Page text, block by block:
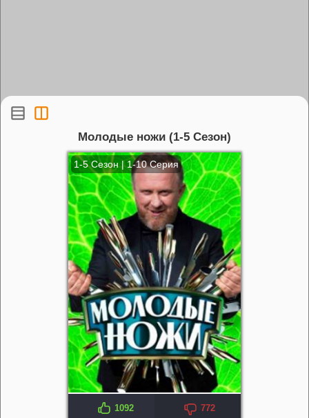
Молодые ножи (1-5 Сезон)
1092 772
1-5 Сезон | 1-10 Серия